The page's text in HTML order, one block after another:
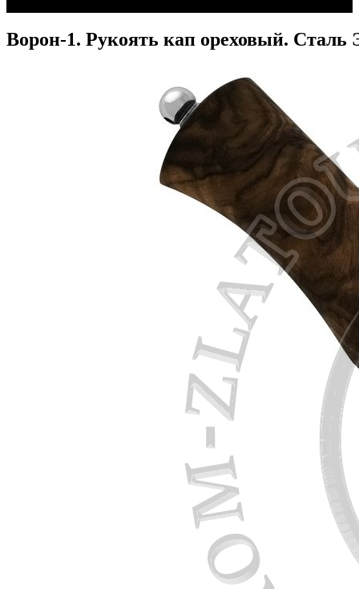
Ворон-1. Рукоять кап ореховый. Сталь